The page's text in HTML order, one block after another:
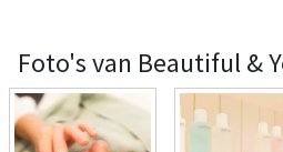
Foto's van Beautiful &